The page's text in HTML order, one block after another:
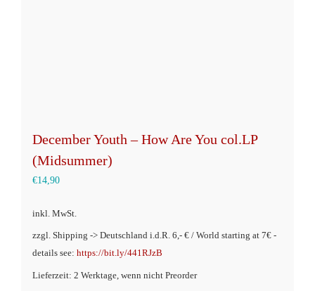
December Youth – How Are You col.LP
(Midsummer)
€14,90
inkl. MwSt.
zzgl. Shipping -> Deutschland i.d.R. 6,- € / World starting at 7€ -
details see: https://bit.ly/441RJzB
Lieferzeit: 2 Werktage, wenn nicht Preorder